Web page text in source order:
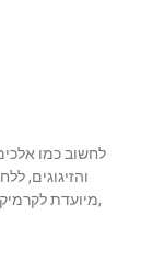
לחשוב כמו
והזיגוגים,
מיועדת לקרמיקאים חובבים ומקצועיים שרוצים ללמוד, להתייעץ,